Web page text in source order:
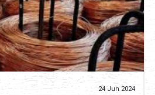
24 Jun 2024